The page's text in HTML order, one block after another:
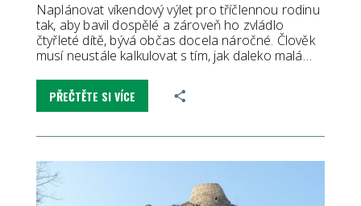
Naplánovat víkendový výlet pro tříčlennou rodinu
tak, aby bavil dospělé a zároveň ho zvládlo
čtyřleté dítě, bývá občas docela náročné. Člověk
musí neustále kalkulovat s tím, jak daleko malá…
PŘEČTĚTE SI VÍCE